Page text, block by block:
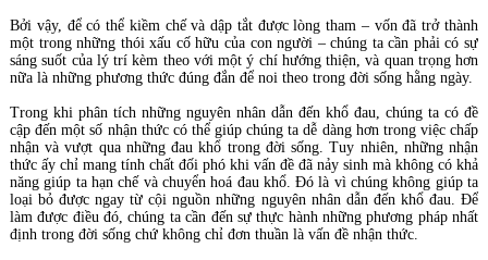
Bởi vậy, để có thể kiềm chế và dập tắt được lòng tham – vốn đã trở thành
một trong những thói xấu cố hữu của con người – chúng ta cần phải có sự
sáng suốt của lý trí kèm theo với một ý chí hướng thiện, và quan trọng hơn
nữa là những phương thức đúng đắn để noi theo trong đời sống hằng ngày.
Trong khi phân tích những nguyên nhân dẫn đến khổ đau, chúng ta có đề
cập đến một số nhận thức có thể giúp chúng ta dễ dàng hơn trong việc chấp
nhận và vượt qua những đau khổ trong đời sống. Tuy nhiên, những nhận
thức ấy chỉ mang tính chất đối phó khi vấn đề đã nảy sinh mà không có khả
năng giúp ta hạn chế và chuyển hoá đau khổ. Đó là vì chúng không giúp ta
loại bỏ được ngay từ cội nguồn những nguyên nhân dẫn đến khổ đau. Để
làm được điều đó, chúng ta cần đến sự thực hành những phương pháp nhất
định trong đời sống chứ không chỉ đơn thuần là vấn đề nhận thức.